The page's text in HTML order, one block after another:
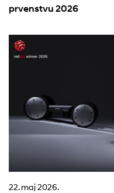
prvenstvu 2026
22. maj 2026.